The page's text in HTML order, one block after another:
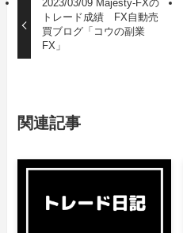
2023/03/09 Majesty-FXの
トレード成績 FX自動売
買ブログ「コウの副業
FX」
関連記事